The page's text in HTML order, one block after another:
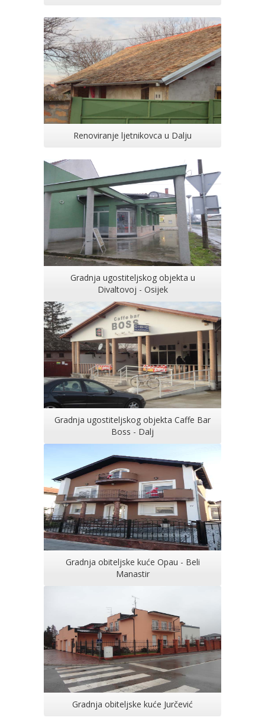
Renoviranje ljetnikovca u Dalju
Gradnja ugostiteljskog objekta u
Divaltovoj - Osijek
Gradnja ugostiteljskog objekta Caffe Bar
Boss - Dalj
Gradnja obiteljske kuće Opau - Beli
Manastir
Gradnja obiteljske kuće Jurčević